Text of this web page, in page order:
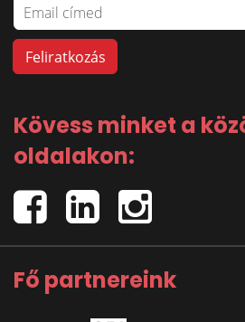
Kövess minket a
oldalakon:
Fő partnereink